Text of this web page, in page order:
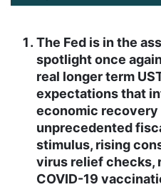
The Fed is in the
spotlight once
real longer term
expectations that
economic
unprecedented
stimulus, rising
virus relief checks,
COVID-19